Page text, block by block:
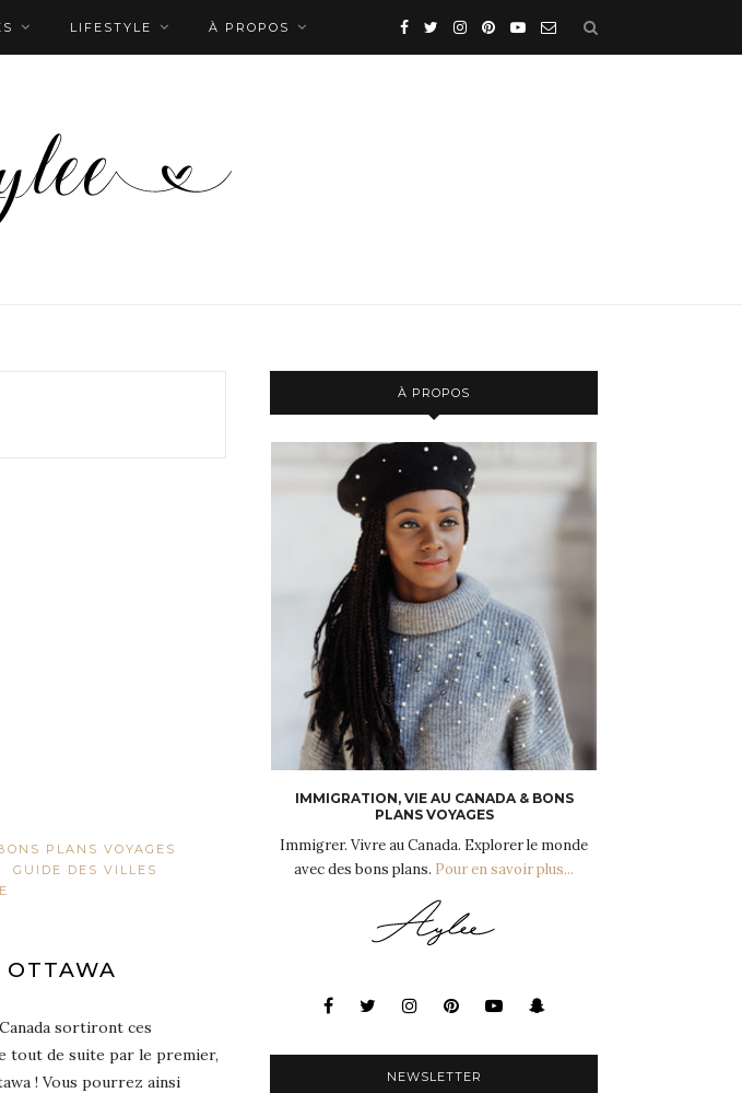
LIFESTYLE À PROPOS
PLANS VOYAGES
GUIDE DES VILLES
sortiront ces
tout de suite par le premier,
! Vous pourrez ainsi
À PROPOS
IMMIGRATION, VIE AU CANADA & BONS
PLANS VOYAGES
Immigrer. Vivre au Canada. Explorer le monde
avec des bons plans. Pour en savoir plus...
NEWSLETTER